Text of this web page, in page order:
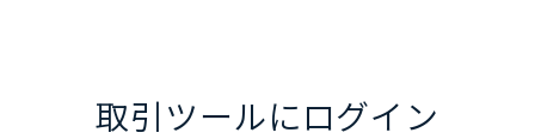
取引ツールにログイン